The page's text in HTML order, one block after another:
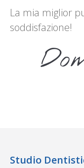
La mia miglior
soddisfazione!
Studio